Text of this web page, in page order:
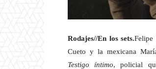
Rodajes//En los sets.Felipe
Cueto y la mexicana
Testigo íntimo, policial